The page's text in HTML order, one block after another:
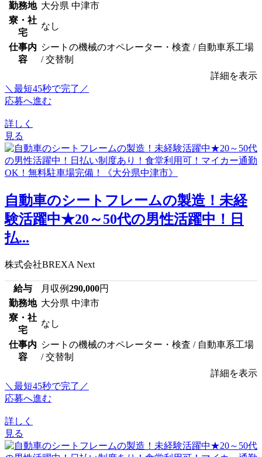
勤務地 大分県 中津市
寮・社
宅
なし
仕事内
容
シートの機械のオペレーター・検査 / 自動車系工場
/ 交替制
詳細を表示
＼最短45秒で完了／
応募へ進む
詳しく
見る
自動車のシートフレームの製造！未経
験活躍中★20～50代の男性活躍中！日
払...
株式会社BREXA Next
給与 月収例290,000円
勤務地 大分県 中津市
寮・社
宅
なし
仕事内
容
シートの機械のオペレーター・検査 / 自動車系工場
/ 交替制
詳細を表示
＼最短45秒で完了／
応募へ進む
詳しく
見る